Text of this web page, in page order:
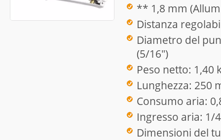
** 1,8 mm
Distanza
Diametro del
(5/16")
Peso netto: 1,40
Lunghezza: 250
Consumo aria:
Ingresso aria: 1/
Dimensioni del